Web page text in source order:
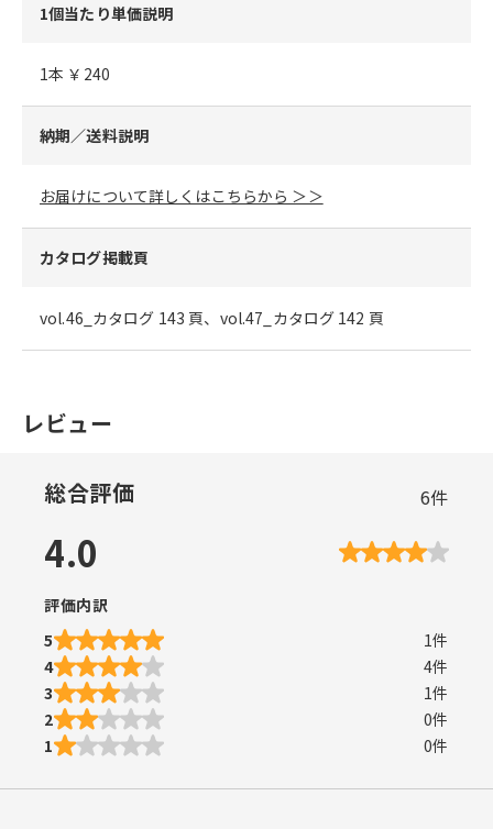
1個当たり単価説明
1本 ￥240
納期／送料説明
お届けについて詳しくはこちらから ＞＞
カタログ掲載頁
vol.46_カタログ 143 頁、vol.47_カタログ 142 頁
レビュー
総合評価 6件
4.0
評価内訳
5
1件
4
4件
3
1件
2
0件
1
0件